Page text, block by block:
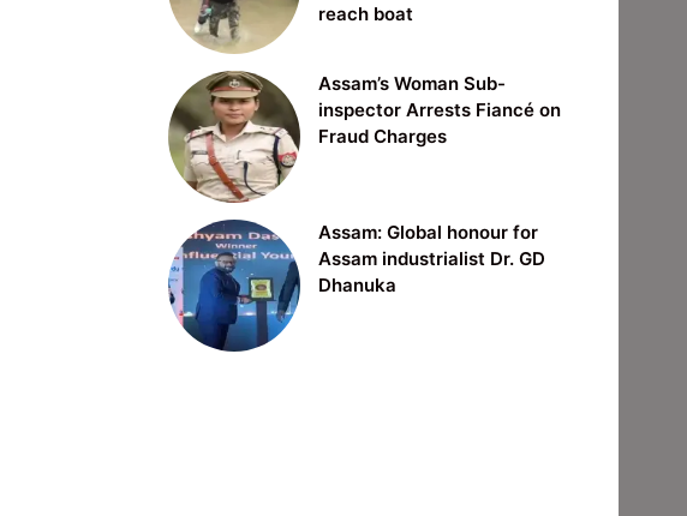
reach boat
Assam’s Woman Sub-
inspector Arrests Fiancé on
Fraud Charges
Assam: Global honour for
Assam industrialist Dr. GD
Dhanuka